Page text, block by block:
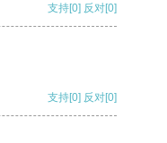
支持[0] 反对[0]
支持[0] 反对[0]